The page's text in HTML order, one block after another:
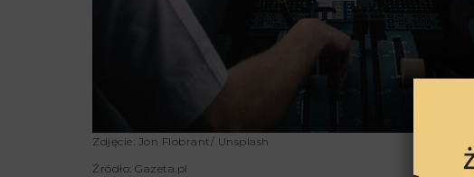
Zdjęcie: Jon Flobrant/ Unsplash
Źródło: Gazeta.pl